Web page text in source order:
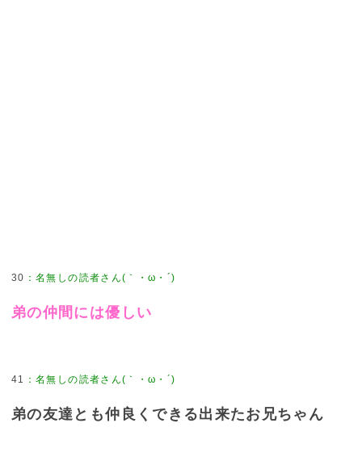
30 ：名無しの読者さん(｀・ω・´)
弟の仲間には優しい
41 ：名無しの読者さん(｀・ω・´)
弟の友達とも仲良くできる出来たお兄ちゃん